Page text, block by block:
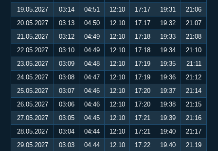
19.05.2027
03:14 04:51 12:10 17:17 19:31
21:06
20.05.2027
03:13 04:50 12:10 17:17 19:32
21:07
21.05.2027
03:12 04:49 12:10 17:18 19:33
21:08
22.05.2027
03:10 04:49 12:10 17:18 19:34
21:10
23.05.2027
03:09 04:48 12:10 17:19 19:35
21:11
24.05.2027
03:08 04:47 12:10 17:19 19:36
21:12
25.05.2027
03:07 04:46 12:10 17:20 19:37
21:14
26.05.2027
03:06 04:46 12:10 17:20 19:38
21:15
27.05.2027
03:05 04:45 12:10 17:21 19:39
21:16
28.05.2027
03:04 04:44 12:10 17:21 19:40
21:17
29.05.2027
03:03 04:44 12:10 17:22 19:40
21:19